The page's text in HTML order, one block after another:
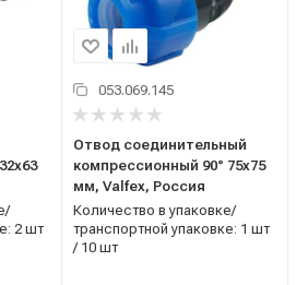
2 шт
053.069.145
Отвод соединительный
компрессионный 90° 75x75
мм, Valfex, Россия
Количество в упаковке/
транспортной упаковке: 1 шт
/ 10 шт